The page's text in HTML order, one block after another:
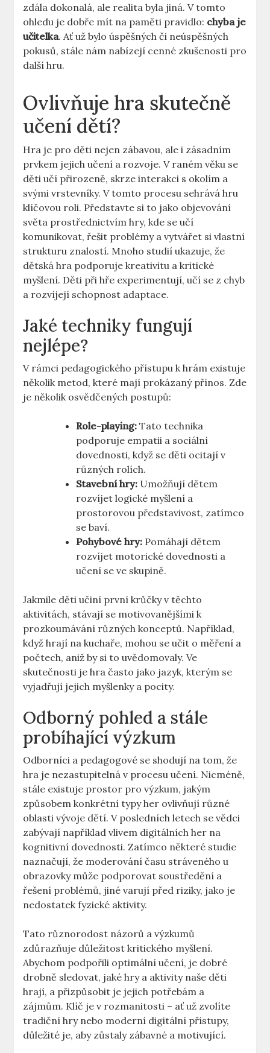
zdála dokonalá, ale realita byla jiná. V tomto
ohledu je dobře mít na paměti pravidlo: chyba je
učitelka. Ať už bylo úspěšných či neúspěšných
pokusů, stále nám nabízejí cenné zkušenosti pro
další hru.
Ovlivňuje hra skutečně
učení dětí?
Hra je pro děti nejen zábavou, ale i zásadním
prvkem jejich učení a rozvoje. V raném věku se
děti učí přirozeně, skrze interakci s okolím a
svými vrstevníky. V tomto procesu sehrává hru
klíčovou roli. Představte si to jako objevování
světa prostřednictvím hry, kde se učí
komunikovat, řešit problémy a vytvářet si vlastní
strukturu znalostí. Mnoho studií ukazuje, že
dětská hra podporuje kreativitu a kritické
myšlení. Děti při hře experimentují, učí se z chyb
a rozvíjejí schopnost adaptace.
Jaké techniky fungují
nejlépe?
V rámci pedagogického přístupu k hrám existuje
několik metod, které mají prokázaný přínos. Zde
je několik osvědčených postupů:
Role-playing: Tato technika
podporuje empatii a sociální
dovednosti, když se děti ocitají v
různých rolích.
Stavební hry: Umožňují dětem
rozvíjet logické myšlení a
prostorovou představivost, zatímco
se baví.
Pohybové hry: Pomáhají dětem
rozvíjet motorické dovednosti a
učení se ve skupině.
Jakmile děti učiní první krůčky v těchto
aktivitách, stávají se motivovanějšími k
prozkoumávání různých konceptů. Například,
když hrají na kuchaře, mohou se učit o měření a
počtech, aniž by si to uvědomovaly. Ve
skutečnosti je hra často jako jazyk, kterým se
vyjadřují jejich myšlenky a pocity.
Odborný pohled a stále
probíhající výzkum
Odborníci a pedagogové se shodují na tom, že
hra je nezastupitelná v procesu učení. Nicméně,
stále existuje prostor pro výzkum, jakým
způsobem konkrétní typy her ovlivňují různé
oblasti vývoje dětí. V posledních letech se vědci
zabývají například vlivem digitálních her na
kognitivní dovednosti. Zatímco některé studie
naznačují, že moderování času stráveného u
obrazovky může podporovat soustředění a
řešení problémů, jiné varují před riziky, jako je
nedostatek fyzické aktivity.
Tato různorodost názorů a výzkumů
zdůrazňuje důležitost kritického myšlení.
Abychom podpořili optimální učení, je dobré
drobně sledovat, jaké hry a aktivity naše děti
hrají, a přizpůsobit je jejich potřebám a
zájmům. Klíč je v rozmanitosti – ať už zvolíte
tradiční hry nebo moderní digitální přístupy,
důležité je, aby zůstaly zábavné a motivující.